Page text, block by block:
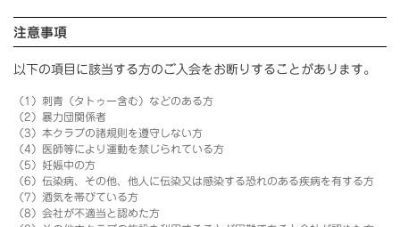
注意事項
以下の項目に該当する方のご入会をお断りすることがあります。
（1）刺青（タトゥー含む）などのある方
（2）暴力団関係者
（3）本クラブの諸規則を遵守しない方
（4）医師等により運動を禁じられている方
（5）妊娠中の方
（6）伝染病、その他、他人に伝染又は感染する恐れのある疾病を有する方
（7）酒気を帯びている方
（8）会社が不適当と認めた方